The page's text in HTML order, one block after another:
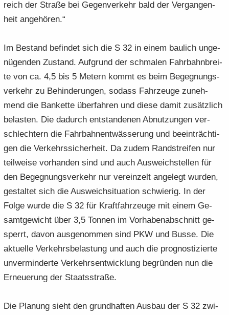
reich der Stra­ße bei Ge­gen­ver­kehr bald der Ver­gan­gen­
heit an­ge­hö­ren.“
Im Be­stand be­fin­det sich die S 32 in einem bau­lich un­ge­
nü­gen­den Zu­stand. Auf­grund der schma­len Fahr­bahn­brei­
te von ca. 4,5 bis 5 Me­tern kommt es beim Be­geg­nungs­
ver­kehr zu Be­hin­de­run­gen, so­dass Fahr­zeu­ge zu­neh­
mend die Ban­ket­te über­fah­ren und diese damit zu­sätz­lich
be­las­ten. Die da­durch ent­stan­de­nen Ab­nut­zun­gen ver­
schlech­tern die Fahr­bahn­ent­wäs­se­rung und be­ein­träch­ti­
gen die Ver­kehrs­si­cher­heit. Da zudem Rand­strei­fen nur
teil­wei­se vor­han­den sind und auch Aus­weich­stel­len für
den Be­geg­nungs­ver­kehr nur ver­ein­zelt an­ge­legt wur­den,
ge­stal­tet sich die Aus­weich­si­tua­ti­on schwie­rig. In der
Folge wurde die S 32 für Kraft­fahr­zeu­ge mit einem Ge­
samt­ge­wicht über 3,5 Ton­nen im Vor­ha­ben­ab­schnitt ge­
sperrt, davon aus­ge­nom­men sind PKW und Busse. Die
ak­tu­el­le Ver­kehrs­be­las­tung und auch die pro­gnos­ti­zier­te
un­ver­min­der­te Ver­kehrs­ent­wick­lung be­grün­den nun die
Er­neue­rung der Staats­stra­ße.
Die Pla­nung sieht den grund­haf­ten Aus­bau der S 32 zwi­